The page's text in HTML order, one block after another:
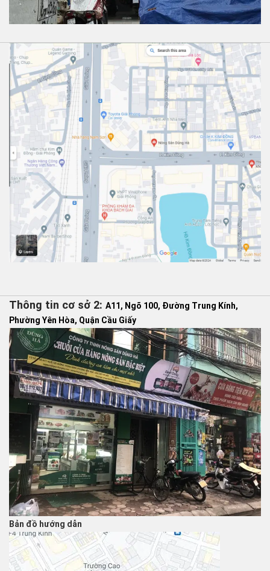
Thông tin cơ sở 2: A11, Ngõ 100, Đường Trung Kính,
Phường Yên Hòa, Quận Cầu Giấy
Bản đồ hướng dẫn